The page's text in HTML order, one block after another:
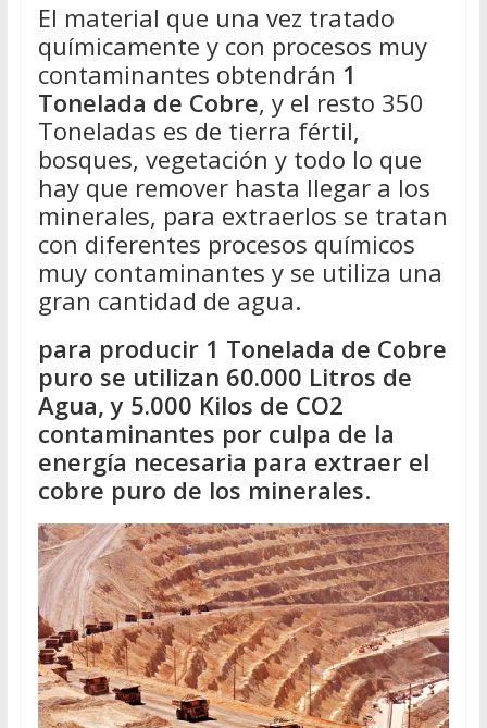
El material que una vez tratado
químicamente y con procesos muy
contaminantes obtendrán 1
Tonelada de Cobre, y el resto 350
Toneladas es de tierra fértil,
bosques, vegetación y todo lo que
hay que remover hasta llegar a los
minerales, para extraerlos se tratan
con diferentes procesos químicos
muy contaminantes y se utiliza una
gran cantidad de agua.
para producir 1 Tonelada de Cobre
puro se utilizan 60.000 Litros de
Agua, y 5.000 Kilos de CO2
contaminantes por culpa de la
energía necesaria para extraer el
cobre puro de los minerales.